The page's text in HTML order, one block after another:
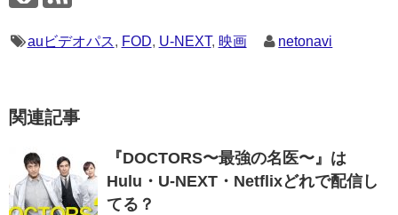
auビデオパス, FOD, U-NEXT, 映画 netonavi
関連記事
『DOCTORS〜最強の名医〜』は
Hulu・U-NEXT・Netflixどれで配信し
てる？